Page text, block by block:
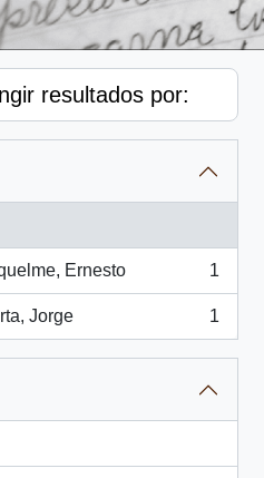
resultados por:
Ernesto 1
Jorge 1